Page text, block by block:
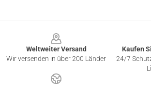
Weltweiter Versand
Wir versenden in über 200 Länder
Kaufen
24/7